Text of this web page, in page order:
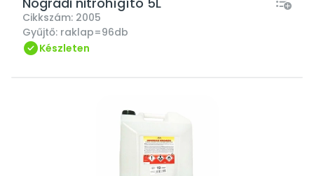
Cikkszám: 2005
Gyűjtő: raklap=96db
Készleten